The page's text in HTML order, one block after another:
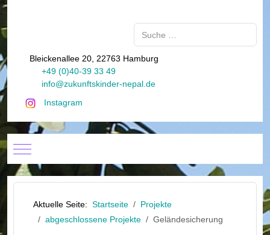
Bleickenallee 20, 22763 Hamburg
+49 (0)40-39 33 49
info@zukunftskinder-nepal.de
Instagram
Mobile Menu Toggle
Aktuelle Seite: Startseite
Projekte
abgeschlossene Projekte
Geländesicherung